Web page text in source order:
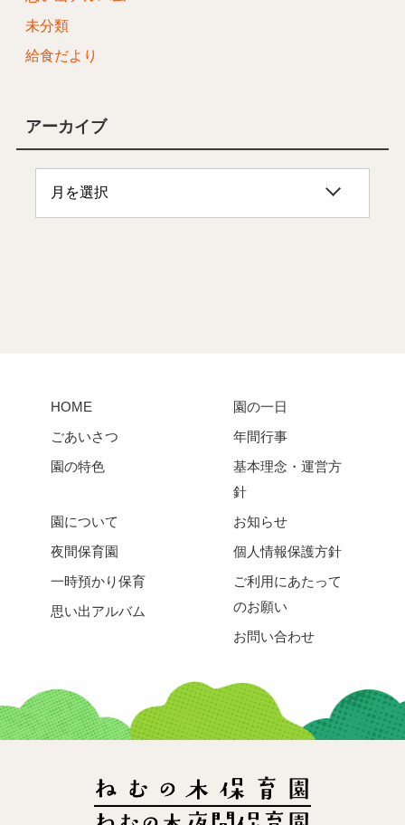
未分類
給食だより
アーカイブ
HOME
ごあいさつ
園の特色
園の一日
年間行事
基本理念・運営方
針
園について
夜間保育園
一時預かり保育
思い出アルバム
お知らせ
個人情報保護方針
ご利用にあたって
のお願い
お問い合わせ